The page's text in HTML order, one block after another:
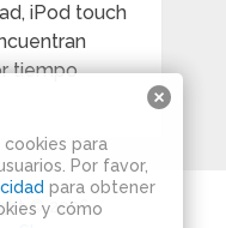
iPod touch
tiempo
© 2026.
cookies para
Por favor,
para obtener
y cómo